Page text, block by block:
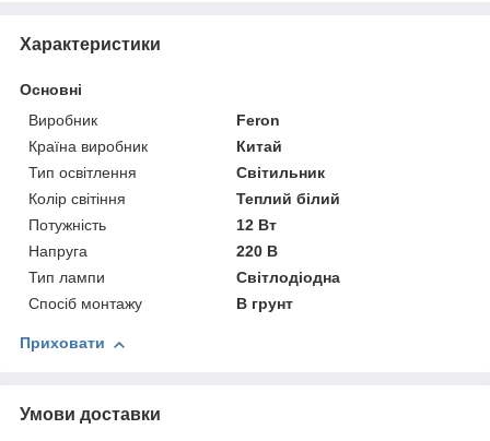
Характеристики
Основні
Виробник
Feron
Країна виробник
Китай
Тип освітлення
Світильник
Колір світіння
Теплий білий
Потужність
12 Вт
Напруга
220 В
Тип лампи
Світлодіодна
Спосіб монтажу
В грунт
Приховати
Умови доставки